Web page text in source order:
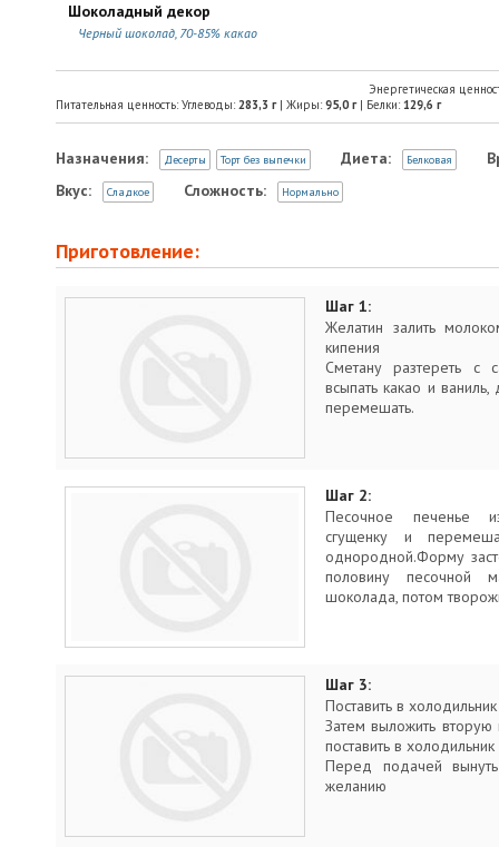
Шоколадный декор
Черный шоколад, 70-85% какао
Энергетическая
Питательная ценность: Углеводы: 283,3 г| Жиры: 95,0 г| Белки: 129,6 г
Назначения: Десерты Торт без выпечки Диета: Белковая
Вкус:
Сладкое Сложность: Нормально
Приготовление:
Шаг 1:
Желатин залить
кипения
Сметану разтереть с
всыпать какао и
перемешать.
Шаг 2:
Песочное печенье
сгущенку и
однородной.Форму
половину песочной
шоколада, потом
Шаг 3:
Поставить в
Затем выложить вторую
поставить в холодильник
Перед подачей
желанию